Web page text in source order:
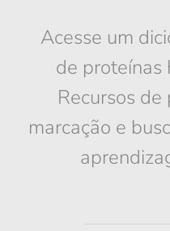
Acesse um
de proteínas
Recursos
marcação e